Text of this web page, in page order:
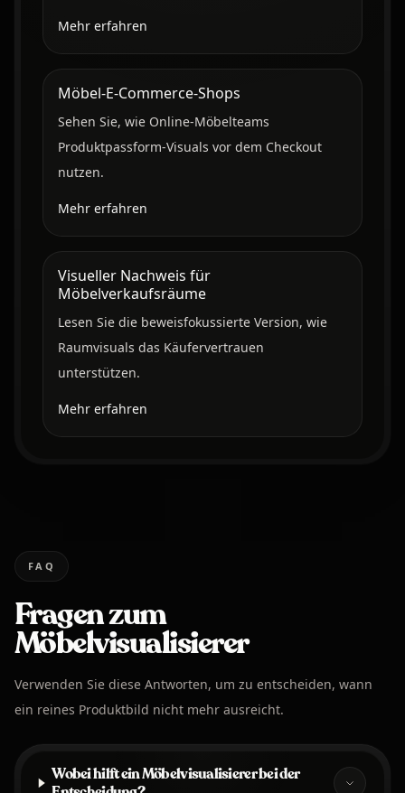
Mehr erfahren
Möbel-E-Commerce-Shops
Sehen Sie, wie Online-Möbelteams
Produktpassform-Visuals vor dem Checkout
nutzen.
Mehr erfahren
Visueller Nachweis für
Möbelverkaufsräume
Lesen Sie die beweisfokussierte Version, wie
Raumvisuals das Käufervertrauen
unterstützen.
Mehr erfahren
FAQ
Fragen zum
Möbelvisualisierer
Verwenden Sie diese Antworten, um zu entscheiden, wann
ein reines Produktbild nicht mehr ausreicht.
Wobei hilft ein Möbelvisualisierer bei der